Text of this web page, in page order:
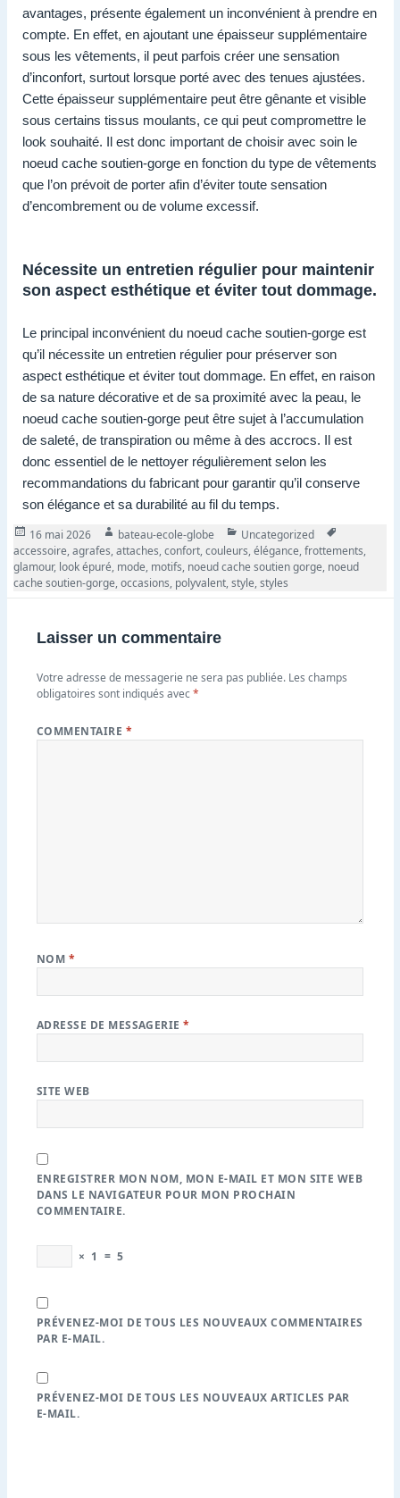
avantages, présente également un inconvénient à prendre en
compte. En effet, en ajoutant une épaisseur supplémentaire
sous les vêtements, il peut parfois créer une sensation
d’inconfort, surtout lorsque porté avec des tenues ajustées.
Cette épaisseur supplémentaire peut être gênante et visible
sous certains tissus moulants, ce qui peut compromettre le
look souhaité. Il est donc important de choisir avec soin le
noeud cache soutien-gorge en fonction du type de vêtements
que l’on prévoit de porter afin d’éviter toute sensation
d’encombrement ou de volume excessif.
Nécessite un entretien régulier pour maintenir
son aspect esthétique et éviter tout dommage.
Le principal inconvénient du noeud cache soutien-gorge est
qu’il nécessite un entretien régulier pour préserver son
aspect esthétique et éviter tout dommage. En effet, en raison
de sa nature décorative et de sa proximité avec la peau, le
noeud cache soutien-gorge peut être sujet à l’accumulation
de saleté, de transpiration ou même à des accrocs. Il est
donc essentiel de le nettoyer régulièrement selon les
recommandations du fabricant pour garantir qu’il conserve
son élégance et sa durabilité au fil du temps.
Publié
le
16 mai 2026 Auteur
bateau-ecole-globe Catégories
Uncategorized
accessoire,agrafes,attaches,confort,couleurs,élégance,frottements,
glamour, look épuré, mode, motifs, noeud cache soutien gorge, noeud
cache soutien-gorge,occasions, polyvalent,style,styles
Laisser un commentaire
Votre adresse de messagerie ne sera pas publiée. Les champs
obligatoires sont indiqués avec*
COMMENTAIRE *
NOM *
ADRESSE DE MESSAGERIE*
SITE WEB
ENREGISTRER MON NOM, MON E-MAIL ET MON SITE WEB
DANS LE NAVIGATEUR POUR MON PROCHAIN
COMMENTAIRE.
× 1 = 5
PRÉVENEZ-MOI DE TOUS LES NOUVEAUX COMMENTAIRES
PAR E-MAIL.
PRÉVENEZ-MOI DE TOUS LES NOUVEAUX ARTICLES PAR
E-MAIL.